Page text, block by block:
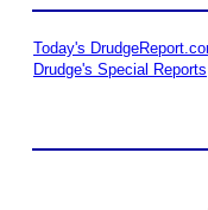
Today's
Drudge's Special Reports